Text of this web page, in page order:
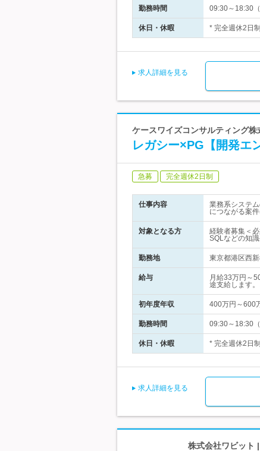
勤務時間 09:30～18:30
休日・休暇 * 完全週休2日
求人詳細を見る
ケースワイズコンサルティング
レガシー×PG【開発エ
急募 完全週休2日制
仕事内容
業務系システ
につながる案
対象となる方
経験者募集＜
SQLなどの知
勤務地 東京都港区西
給与
月給33万円～
途支給します
初年度年収 400万円～600
勤務時間 09:30～18:30
休日・休暇 * 完全週休2日
求人詳細を見る
株式会社ワビット